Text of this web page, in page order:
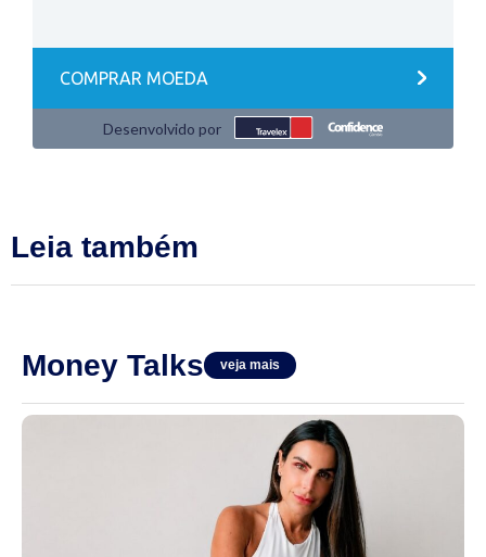
Leia também
Money Talks veja mais